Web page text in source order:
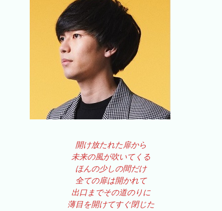
開け放たれた扉から
未来の風が吹いてくる
ほんの少しの間だけ
全ての扉は開かれて
出口までその道のりに
薄目を開けてすぐ閉じた